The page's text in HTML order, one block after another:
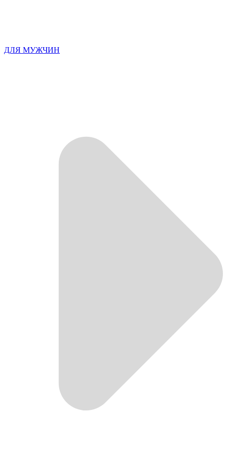
ДЛЯ МУЖЧИН